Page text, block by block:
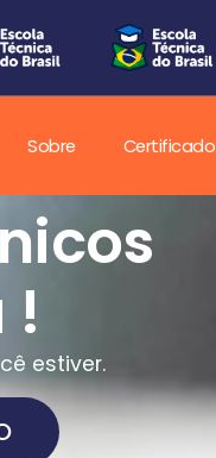
Sobre Certificado
!
estiver.